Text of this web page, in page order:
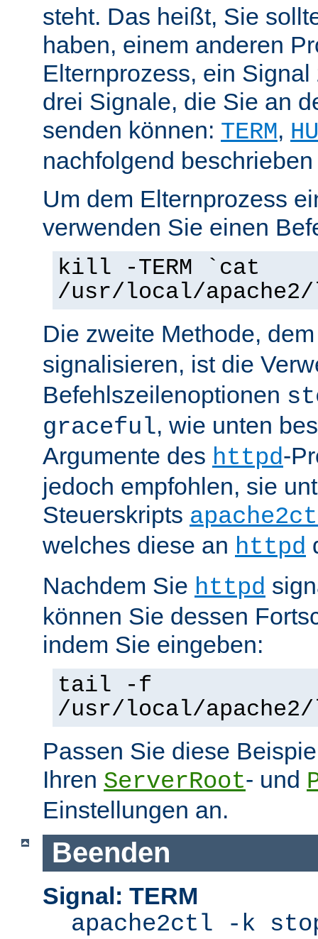
steht. Das heißt, Sie
haben, einem anderen
Elternprozess, ein
drei Signale, die Sie an
senden können: TERM,
nachfolgend
Um dem Elternprozess
verwenden Sie einen
kill -TERM `cat
/usr/local/
Die zweite Methode,
signalisieren, ist die
Befehlszeilenoptionen
graceful, wie unten
Argumente des httpd-
jedoch empfohlen, sie
Steuerskripts
welches diese an httpd
Nachdem Sie httpd
können Sie dessen
indem Sie eingeben:
tail -f
/usr/local/
Passen Sie diese
Ihren ServerRoot- und
Einstellungen an.
Beenden
Signal: TERM
apache2ctl -k